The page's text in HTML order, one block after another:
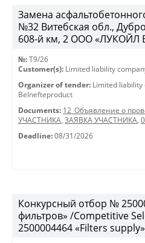
Замена
№32 Витебская обл.,
608-й км, 2 ООО «ЛУКОЙЛ
№: T9/26
Customer(s): Limited liability
Organizer of tender: Limited liability
Belnefteproduct
Documents: 12_Объявление о
УЧАСТНИКА, ЗАЯВКА УЧАСТНИКА,
Deadline: 08/31/2026
Конкурсный отбор №
фильтров» /Competitive
2500004464 «Filters supply»